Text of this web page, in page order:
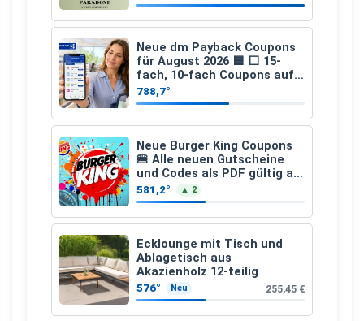
Neue dm Payback Coupons
für August 2026 🟦 ⬜ 15-
fach, 10-fach Coupons auf
den gesamten Einkauf ab 2
€
788,7°
Neue Burger King Coupons
🍔 Alle neuen Gutscheine
und Codes als PDF gültig ab
25.07.2026 bis 04.09.2026
581,2° ▲ 2
Ecklounge mit Tisch und
Ablagetisch aus
Akazienholz 12-teilig
576° Neu 255,45 €